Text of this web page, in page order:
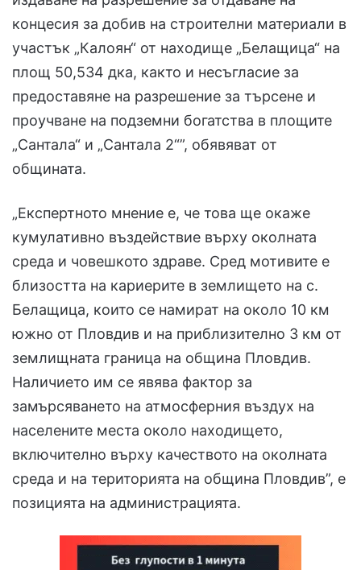
концесия за добив на строителни материали в
участък „Калоян“ от находище „Белащица“ на
площ 50,534 дка, както и несъгласие за
предоставяне на разрешение за търсене и
проучване на подземни богатства в площите
„Сантала“ и „Сантала 2“”, обявяват от
общината.
„Експертното мнение е, че това ще окаже
кумулативно въздействие върху околната
среда и човешкото здраве. Сред мотивите е
близостта на кариерите в землището на с.
Белащица, които се намират на около 10 км
южно от Пловдив и на приблизително 3 км от
землищната граница на община Пловдив.
Наличието им се явява фактор за
замърсяването на атмосферния въздух на
населените места около находището,
включително върху качеството на околната
среда и на територията на община Пловдив”, е
позицията на администрацията.